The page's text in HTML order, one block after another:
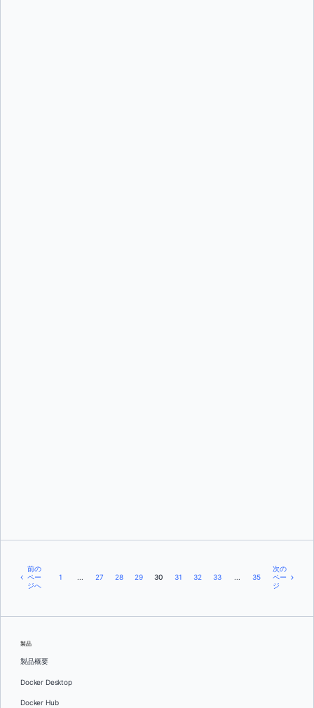
前の
ペー
ジへ
1 ... 27 28 29 30 31 32 33 ... 35
次の
ペー
ジ
製品
製品概要
Docker Desktop
Docker Hub